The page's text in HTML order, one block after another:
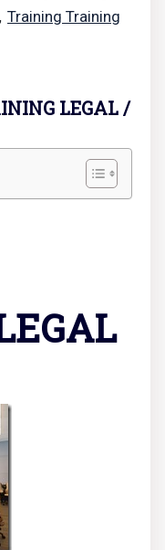
, Training Training
LEGAL /